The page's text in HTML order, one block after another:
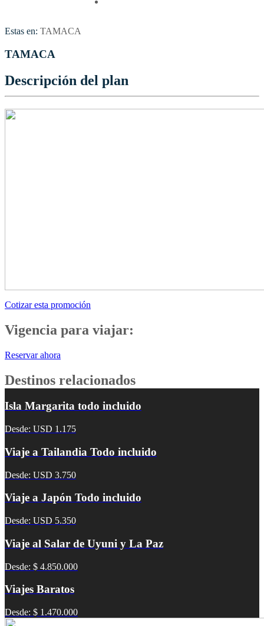
Estas en: TAMACA
TAMACA
Descripción del plan
Cotizar esta promoción
Vigencia para viajar:
Reservar ahora
Destinos relacionados
Isla Margarita todo incluido
Desde: USD 1.175
Viaje a Tailandia Todo incluido
Desde: USD 3.750
Viaje a Japón Todo incluido
Desde: USD 5.350
Viaje al Salar de Uyuni y La Paz
Desde: $ 4.850.000
Viajes Baratos
Desde: $ 1.470.000